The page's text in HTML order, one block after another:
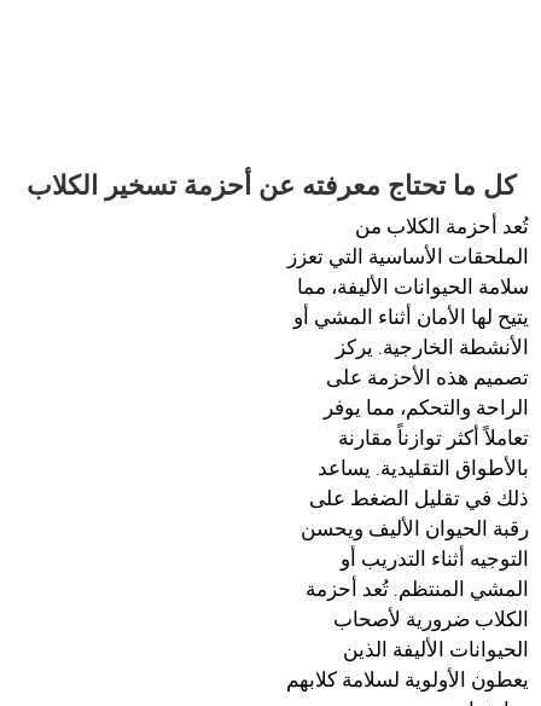
كل ما تحتاج معرفته عن أحزمة تسخير الكلاب
تُعد أحزمة الكلاب من
الملحقات الأساسية التي تعزز
سلامة الحيوانات الأليفة، مما
يتيح لها الأمان أثناء المشي أو
الأنشطة الخارجية. يركز
تصميم هذه الأحزمة على
الراحة والتحكم، مما يوفر
تعاملاً أكثر توازناً مقارنة
بالأطواق التقليدية. يساعد
ذلك في تقليل الضغط على
رقبة الحيوان الأليف ويحسن
التوجيه أثناء التدريب أو
المشي المنتظم. تُعد أحزمة
الكلاب ضرورية لأصحاب
الحيوانات الأليفة الذين
يعطون الأولوية لسلامة كلابهم